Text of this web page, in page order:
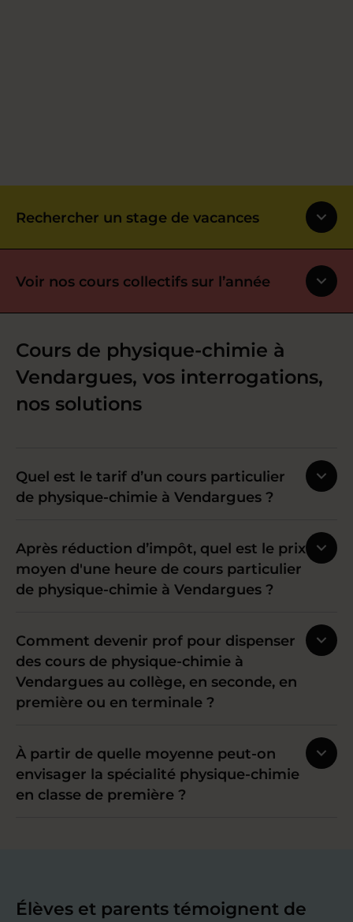
Rechercher un stage de vacances
Voir nos cours collectifs sur l’année
Cours de physique-chimie à
Vendargues, vos interrogations,
nos solutions
Quel est le tarif d’un cours particulier
de physique-chimie à Vendargues ?
Après réduction d’impôt, quel est le prix
moyen d'une heure de cours particulier
de physique-chimie à Vendargues ?
Comment devenir prof pour dispenser
des cours de physique-chimie à
Vendargues au collège, en seconde, en
première ou en terminale ?
À partir de quelle moyenne peut-on
envisager la spécialité physique-chimie
en classe de première ?
Élèves et parents témoignent de